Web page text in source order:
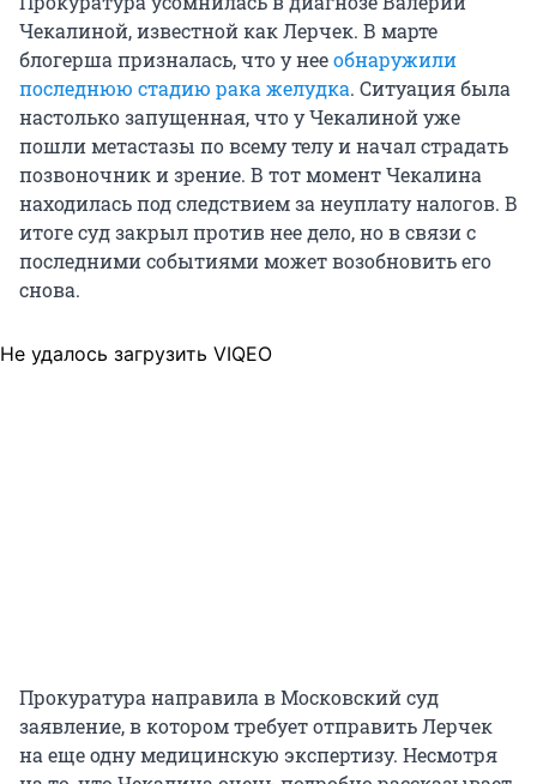
Чекалиной, известной как Лерчек. В марте
блогерша призналась, что у нееобнаружили
последнюю стадию рака желудка. Ситуация была
настолько запущенная, что у Чекалиной уже
пошли метастазы по всему телу и начал страдать
позвоночник и зрение. В тот момент Чекалина
находилась под следствием за неуплату налогов. В
итоге суд закрыл против нее дело, но в связи с
последними событиями может возобновить его
снова.
Не удалось загрузить VIQEO
Прокуратура направила в Московский суд
заявление, в котором требует отправить Лерчек
на еще одну медицинскую экспертизу. Несмотря